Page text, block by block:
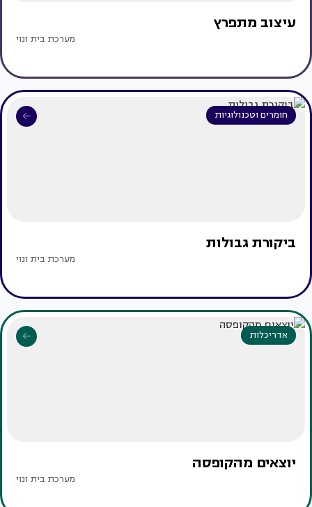
עיצוב מתפרץ
מערכת בית ונוי
חומרים וטכנולוגיות
ביקורת גבולות
מערכת בית ונוי
אדריכלות
יוצאים מהקופסה
מערכת בית ונוי